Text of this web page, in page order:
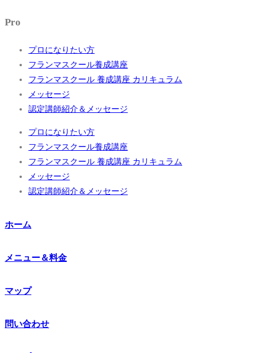
Pro
プロになりたい方
フランマスクール養成講座
フランマスクール 養成講座 カリキュラム
メッセージ
認定講師紹介＆メッセージ
プロになりたい方
フランマスクール養成講座
フランマスクール 養成講座 カリキュラム
メッセージ
認定講師紹介＆メッセージ
ホーム
メニュー＆料金
マップ
問い合わせ